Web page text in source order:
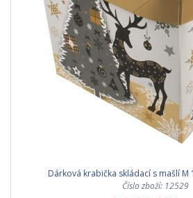
Dárková krabička skládací s mašlí M
Číslo zboží: 12529